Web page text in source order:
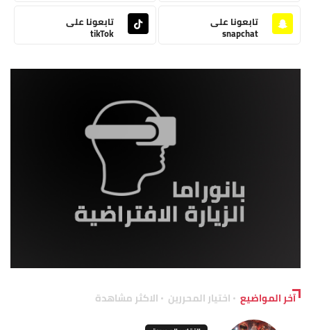
تابعونا على
snapchat
تابعونا على
tikTok
آخر المواضيع اختيار المحررين الاكثر مشاهدة